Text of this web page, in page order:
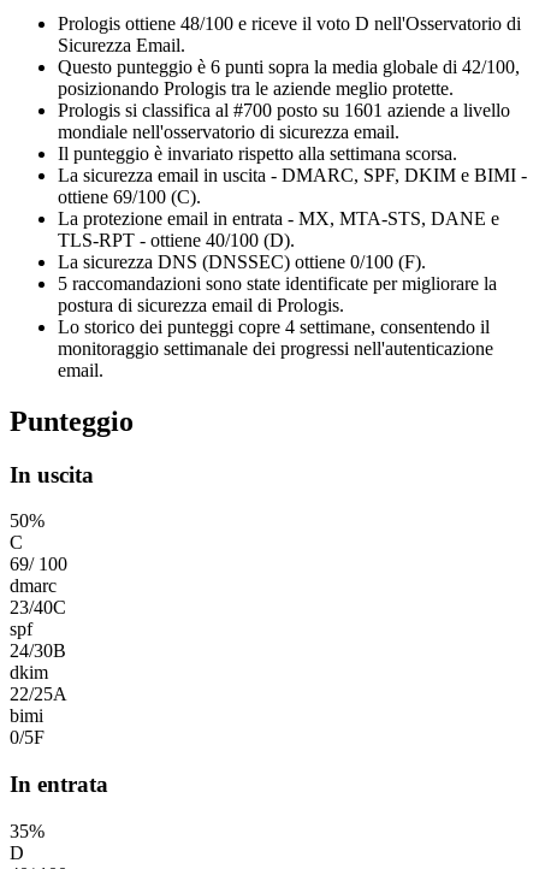
Prologis ottiene 48/100 e riceve il voto D nell'Osservatorio di
Sicurezza Email.
Questo punteggio è 6 punti sopra la media globale di 42/100,
posizionando Prologis tra le aziende meglio protette.
Prologis si classifica al #700 posto su 1601 aziende a livello
mondiale nell'osservatorio di sicurezza email.
Il punteggio è invariato rispetto alla settimana scorsa.
La sicurezza email in uscita - DMARC, SPF, DKIM e BIMI -
ottiene 69/100 (C).
La protezione email in entrata - MX, MTA-STS, DANE e
TLS-RPT - ottiene 40/100 (D).
La sicurezza DNS (DNSSEC) ottiene 0/100 (F).
5 raccomandazioni sono state identificate per migliorare la
postura di sicurezza email di Prologis.
Lo storico dei punteggi copre 4 settimane, consentendo il
monitoraggio settimanale dei progressi nell'autenticazione
email.
Punteggio
In uscita
50%
C
69/ 100
dmarc
23/40C
spf
24/30B
dkim
22/25A
bimi
0/5F
In entrata
35%
D